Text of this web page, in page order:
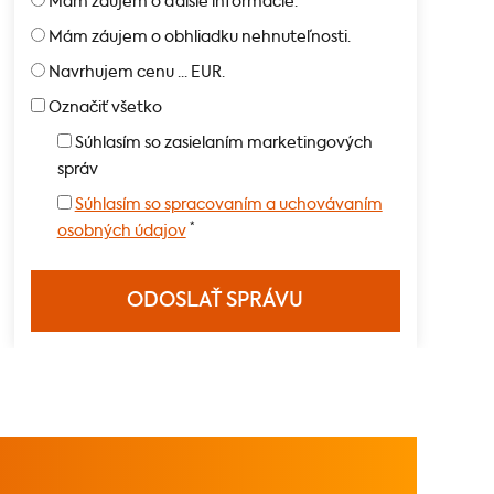
Mám záujem o obhliadku nehnuteľnosti.
Navrhujem cenu ... EUR.
Označiť všetko
Súhlasím so zasielaním marketingových
správ
Súhlasím so spracovaním a uchovávaním
osobných údajov *